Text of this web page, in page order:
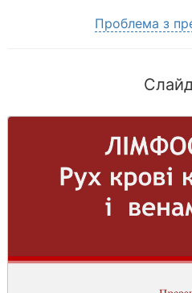
Проблема з